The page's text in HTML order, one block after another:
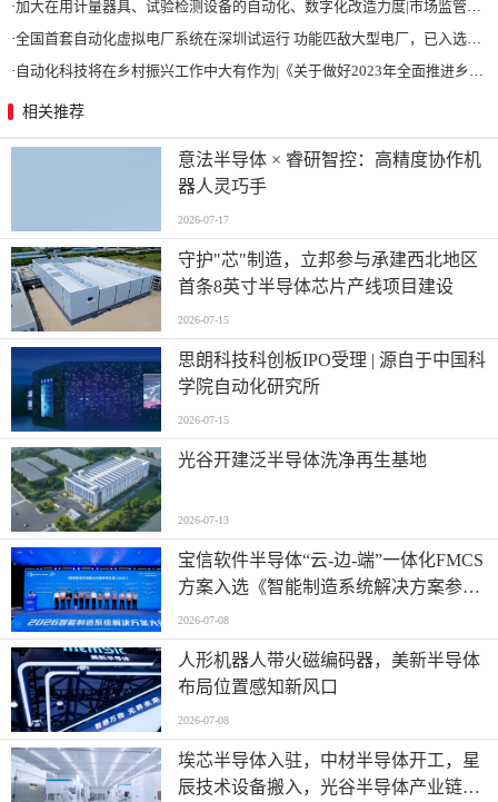
·加大在用计量器具、试验检测设备的自动化、数字化改造力度|市场监管总局 工业和信息化部 关于促进企业计量能力提升的指导意见
·全国首套自动化虚拟电厂系统在深圳试运行 功能匹敌大型电厂，已入选国际典型案例
· 自动化科技将在乡村振兴工作中大有作为|《关于做好2023年全面推进乡村振兴重点工作的意见》发布
相关推荐
意法半导体 × 睿研智控：高精度协作机
器人灵巧手
2026-07-17
守护"芯"制造，立邦参与承建西北地区
首条8英寸半导体芯片产线项目建设
2026-07-15
思朗科技科创板IPO受理 | 源自于中国科
学院自动化研究所
2026-07-15
光谷开建泛半导体洗净再生基地
2026-07-13
宝信软件半导体“云-边-端”一体化FMCS
方案入选《智能制造系统解决方案参考
目录（2026）》
2026-07-08
人形机器人带火磁编码器，美新半导体
布局位置感知新风口
2026-07-08
埃芯半导体入驻，中材半导体开工，星
辰技术设备搬入，光谷半导体产业链有